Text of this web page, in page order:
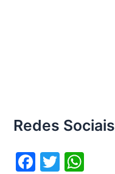
Redes Sociais
F
T